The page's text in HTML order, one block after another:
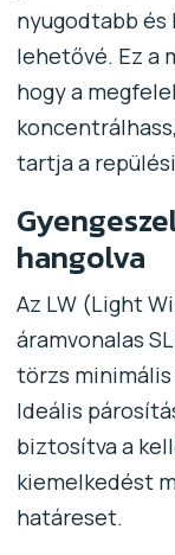
nyugodtabb
lehetővé. Ez a
hogy a
tartja a
hangolva
Az LW (Light
áramvonalas
törzs
Ideális
biztosítva a
kiemelkedést
határeset.